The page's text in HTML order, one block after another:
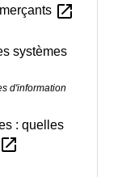
open_in_new
systèmes
d'information
: quelles
open_in_new